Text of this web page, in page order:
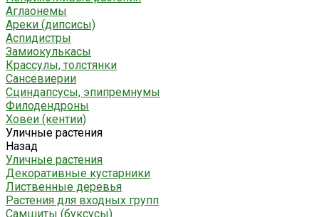
Аглаонемы
Ареки (дипсисы)
Аспидистры
Замиокулькасы
Крассулы, толстянки
Сансевиерии
Сциндапсусы, эпипремнумы
Филодендроны
Ховеи (кентии)
Уличные растения
Назад
Уличные растения
Декоративные кустарники
Лиственные деревья
Растения для входных групп
Самшиты (буксусы)